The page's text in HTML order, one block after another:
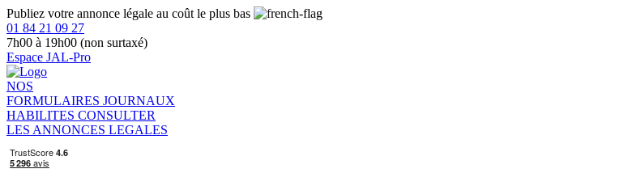
Publiez votre annonce légale au coût le plus bas
01 84 21 09 27
7h00 à 19h00 (non surtaxé)
Espace JAL-Pro
NOS
FORMULAIRES JOURNAUX
HABILITES CONSULTER
LES ANNONCES LEGALES